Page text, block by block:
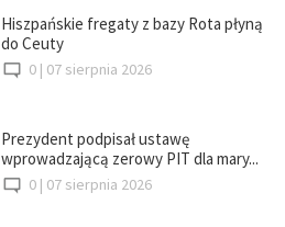
Hiszpańskie fregaty z bazy Rota płyną
do Ceuty
0 | 07 sierpnia 2026
Prezydent podpisał ustawę
wprowadzającą zerowy PIT dla mary...
0 | 07 sierpnia 2026